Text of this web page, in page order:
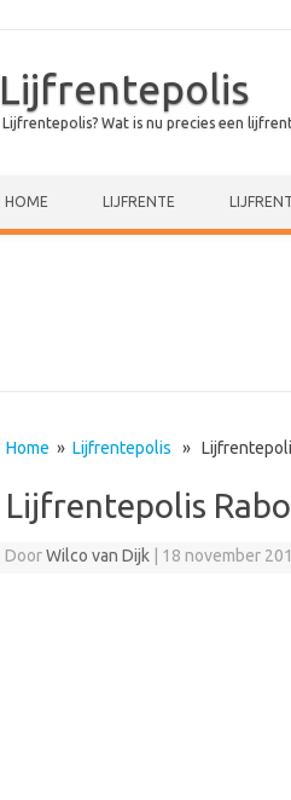
Lijfrentepolis
Lijfrentepolis? Wat is nu precies een
HOME LIJFRENTE
Home » Lijfrentepolis »
Lijfrentepolis
DoorWilco van Dijk 18 november